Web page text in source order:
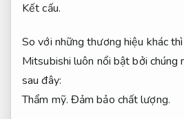
Kết cấu.
So với những thương hiệu khác
Mitsubishi luôn nổi bật bởi chúng
sau đây:
Thẩm mỹ. Đảm bảo chất lượng.